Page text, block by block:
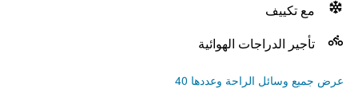
مع تكييف
تأجير الدراجات الهوائية
عرض جميع وسائل الراحة وعددها 40